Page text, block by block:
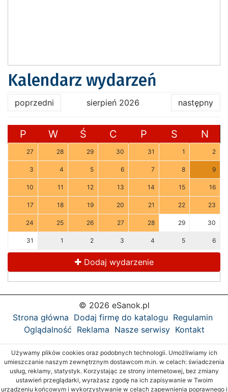
Kalendarz wydarzeń
poprzedni sierpień 2026 następny
P W Ś C P S N
27 28 29 30 31 1 2
3 4 5 6 7 8 9
10 11 12 13 14 15 16
17 18 19 20 21 22 23
24 25 26 27 28 29 30
31 1 2 3 4 5 6
Dodaj wydarzenie
© 2026 eSanok.pl
Strona główna Dodaj firmę do katalogu Regulamin
Oglądalność Reklama Nasze serwisy Kontakt
Używamy plików cookies oraz podobnych technologii. Umożliwiamy ich
umieszczanie naszym zewnętrznym dostawcom m.in. w celach: świadczenia
usług, reklamy, statystyk. Korzystając ze strony internetowej, bez zmiany
ustawień przeglądarki, wyrażasz zgodę na ich zapisywanie w Twoim
urządzeniu końcowym i wykorzystywanie w celach zapewnienia poprawnego i